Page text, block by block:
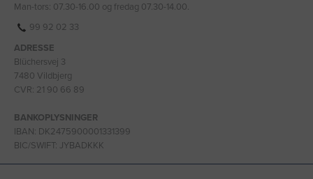
Man-tors: 07.30-16.00 og fredag 07.30-14.00.
99 92 02 33
ADRESSE
Blüchersvej 3
7480 Vildbjerg
CVR: 21 90 66 89
BANKOPLYSNINGER
IBAN: DK2475900001331399
BIC/SWIFT: JYBADKKK